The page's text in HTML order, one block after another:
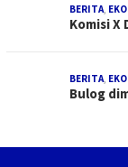
BERITA,
Komisi X
BERITA,
Bulog